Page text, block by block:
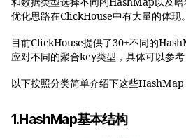
和数据类型选择不同的HashMap以及
优化思路在ClickHouse中有大量的体现。
目前ClickHouse提供了30+不同的
应对不同的聚合key类型，具体可以参考
以下按照分类简单介绍下这些HashMap
1.HashMap基本结构